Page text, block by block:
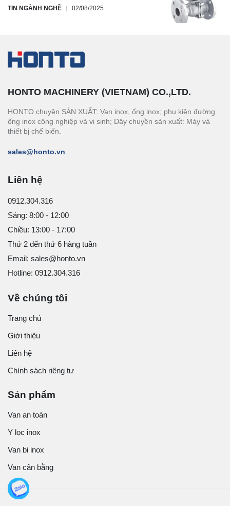
TIN NGÀNH NGHỀ 02/08/2025
HONTO MACHINERY (VIETNAM) CO.,LTD.
HONTO chuyên SẢN XUẤT: Van inox, ống inox; phụ kiện đường
ống inox công nghiệp và vi sinh; Dây chuyền sản xuất: Máy và
thiết bị chế biến.
sales@honto.vn
Liên hệ
0912.304.316
Sáng: 8:00 - 12:00
Chiều: 13:00 - 17:00
Thứ 2 đến thứ 6 hàng tuần
Email: sales@honto.vn
Hotline: 0912.304.316
Về chúng tôi
Trang chủ
Giới thiệu
Liên hệ
Chính sách riêng tư
Sản phẩm
Van an toàn
Y lọc inox
Van bi inox
Van cân bằng